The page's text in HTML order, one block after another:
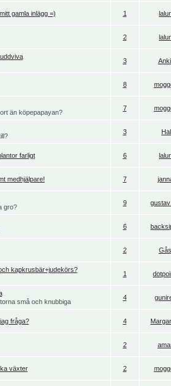
gamla inlägg =) 1
2
3
8
än köpepapayan?
7
3
farligt 6
medhjälpare! 7
gro?
9
6
2
kapkrusbär+judekörs?
1
små och knubbiga
4
fråga? 4
2
växter 2